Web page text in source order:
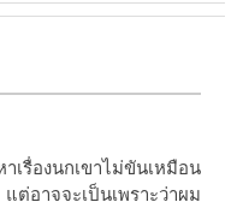
รื่องนกเขาไม่ขันเหมือน
ต่อาจจะเป็นเพราะว่าผม